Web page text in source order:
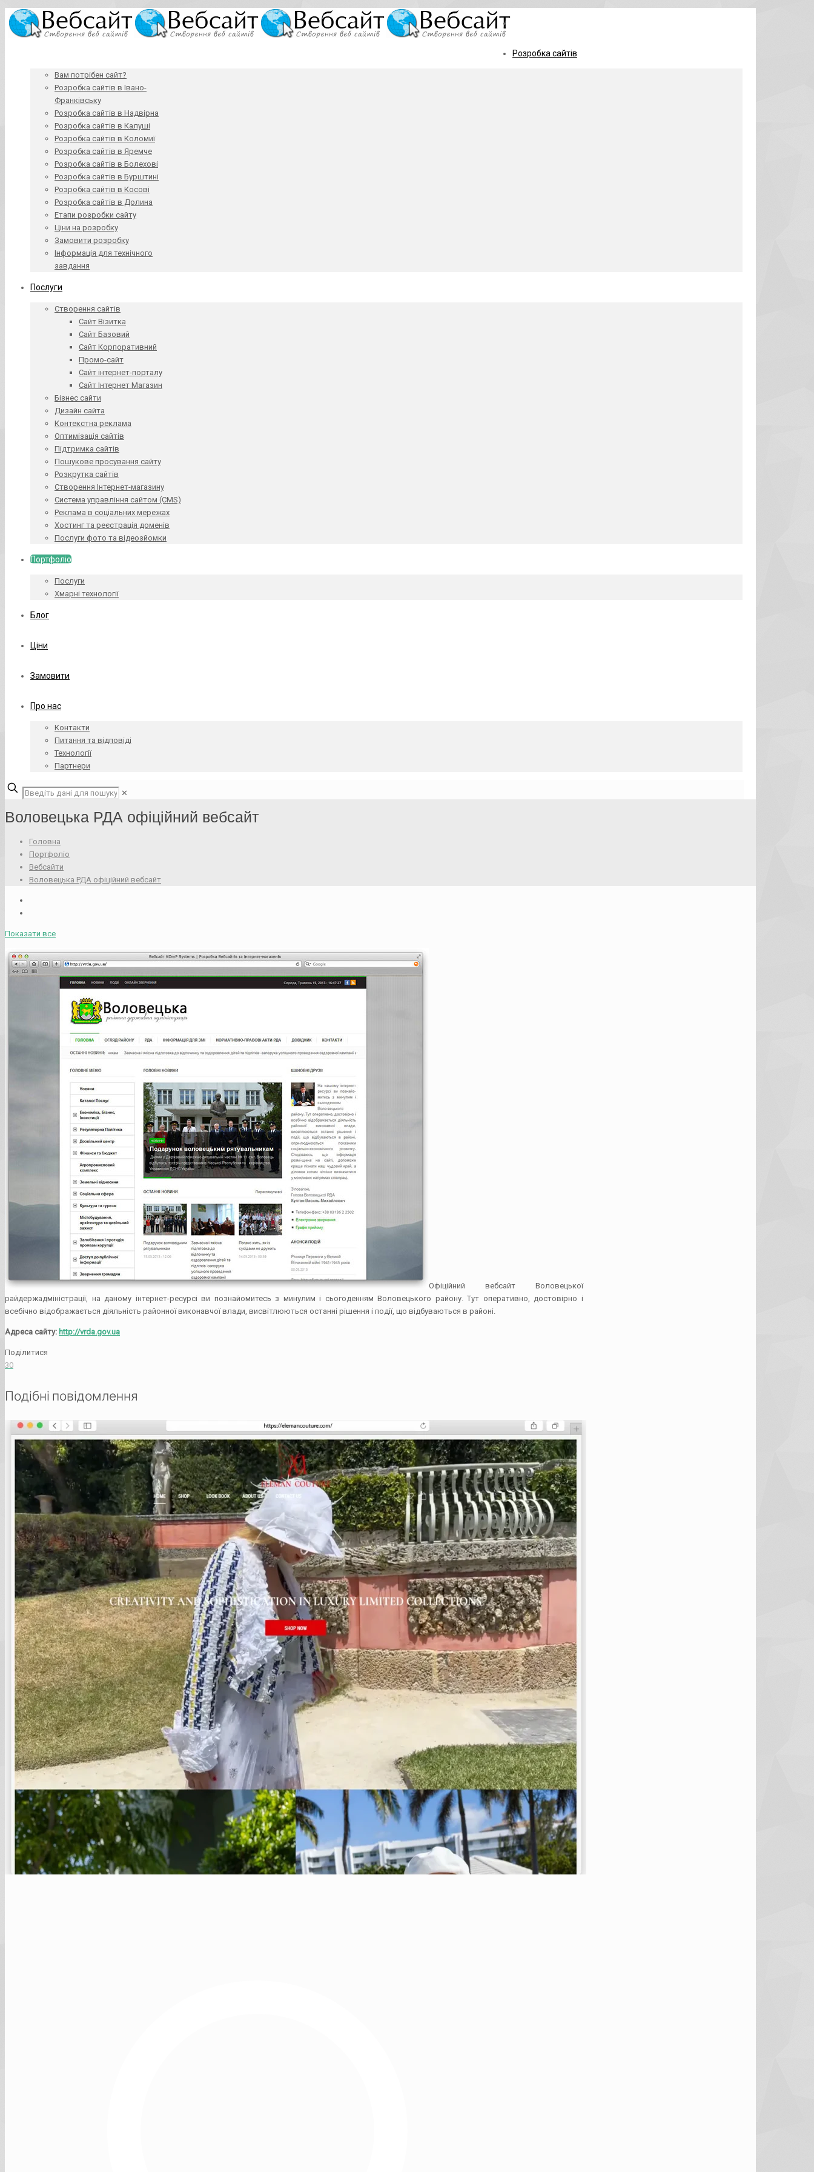
Розробка сайтів
Вам потрібен сайт?
Розробка сайтів в Івано-
Франківську
Розробка сайтів в Надвірна
Розробка сайтів в Калуші
Розробка сайтів в Коломиї
Розробка сайтів в Яремче
Розробка сайтів в Болехові
Розробка сайтів в Бурштині
Розробка сайтів в Косові
Розробка сайтів в Долина
Етапи розробки сайту
Ціни на розробку
Замовити розробку
Інформація для технічного
завдання
Послуги
Створення сайтів
Сайт Візитка
Сайт Базовий
Сайт Корпоративний
Промо-сайт
Сайт інтернет-порталу
Сайт Інтернет Магазин
Бізнес сайти
Дизайн сайта
Контекстна реклама
Оптимізація сайтів
Підтримка сайтів
Пошукове просування сайту
Розкрутка сайтів
Створення Інтернет-магазину
Система управління сайтом (CMS)
Реклама в соціальних мережах
Хостинг та реєстрація доменів
Послуги фото та відеозйомки
Портфоліо
Послуги
Хмарні технології
Блог
Ціни
Замовити
Про нас
Контакти
Питання та відповіді
Технології
Партнери
✕
Воловецька РДА офіційний вебсайт
Головна
Портфоліо
Вебсайти
Воловецька РДА офіційний вебсайт
Показати все
Офіційний вебсайт Воловецької
райдержадміністрації, на даному інтернет-ресурсі ви познайомитесь з минулим і сьогоденням Воловецького району. Тут оперативно, достовірно і
всебічно відображається діяльність районної виконавчої влади, висвітлюються останні рішення і події, що відбуваються в районі.
Адреса сайту: http://vrda.gov.ua
Поділитися
30
Подібні повідомлення